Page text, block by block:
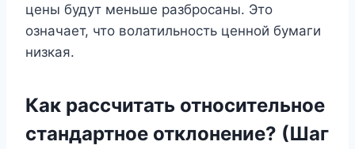
цены будут меньше разбросаны. Это
означает, что волатильность ценной бумаги
низкая.
Как рассчитать относительное
стандартное отклонение? (Шаг